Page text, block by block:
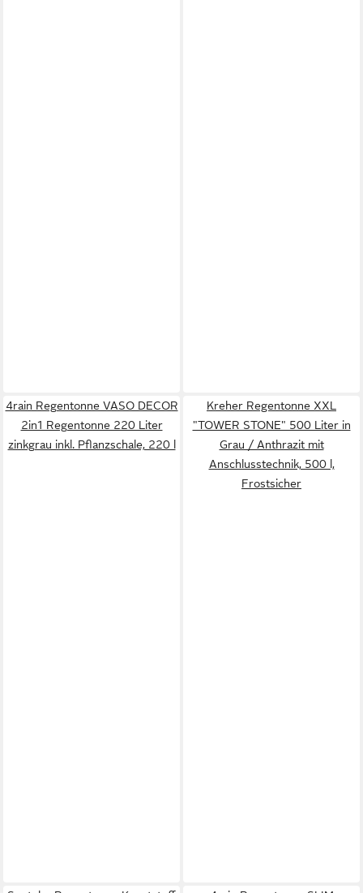
4rain Regentonne VASO DECOR
2in1 Regentonne 220 Liter
zinkgrau inkl. Pflanzschale, 220 l
Kreher Regentonne XXL
"TOWER STONE" 500 Liter in
Grau / Anthrazit mit
Anschlusstechnik, 500 l,
Frostsicher